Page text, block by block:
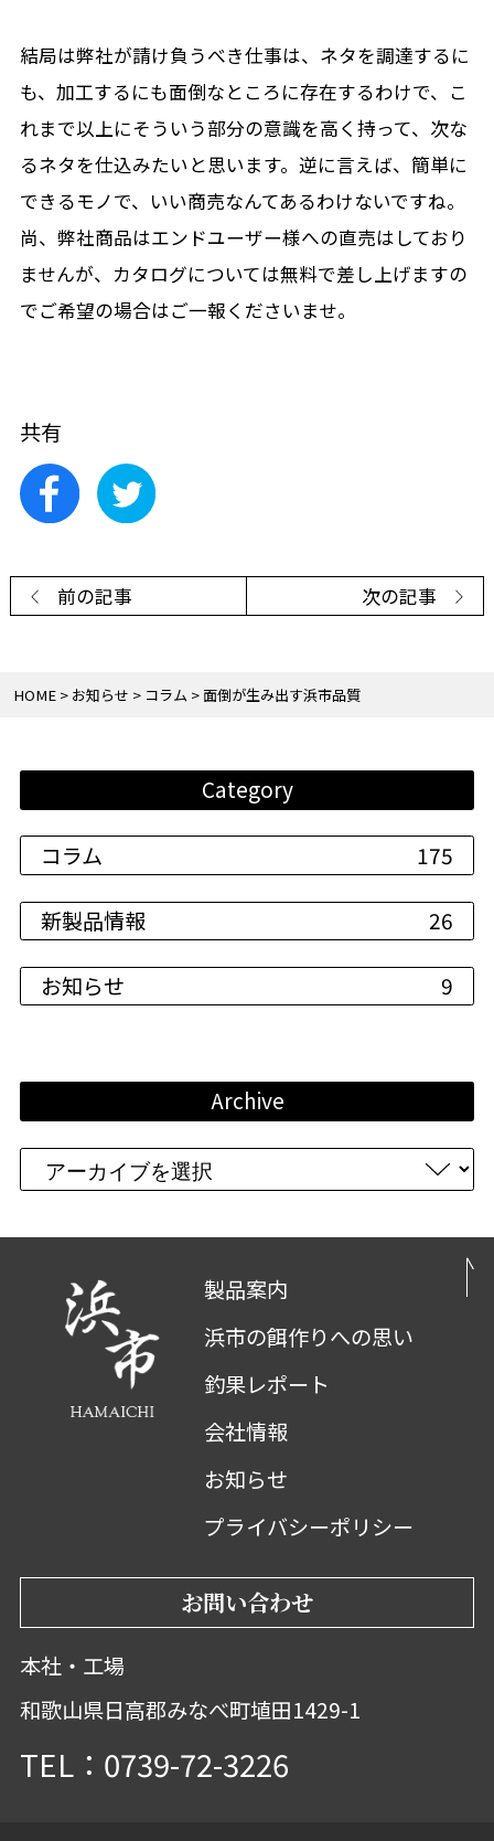
Category
コラム 175
新製品情報 26
お知らせ 9
Archive
HOME お知らせ コラム 面倒が生み出す浜市品質
結局は弊社が請け負うべき仕事は、ネタを調達するに
も、加工するにも面倒なところに存在するわけで、こ
れまで以上にそういう部分の意識を高く持って、次な
るネタを仕込みたいと思います。逆に言えば、簡単に
できるモノで、いい商売なんてあるわけないですね。
尚、弊社商品はエンドユーザー様への直売はしており
ませんが、カタログについては無料で差し上げますの
でご希望の場合はご一報くださいませ。
共有
前の記事 次の記事
製品案内
浜市の餌作りへの思い
釣果レポート
会社情報
お知らせ
プライバシーポリシー
お問い合わせ
本社・工場
和歌山県日高郡みなべ町埴田1429-1
TEL：0739-72-3226